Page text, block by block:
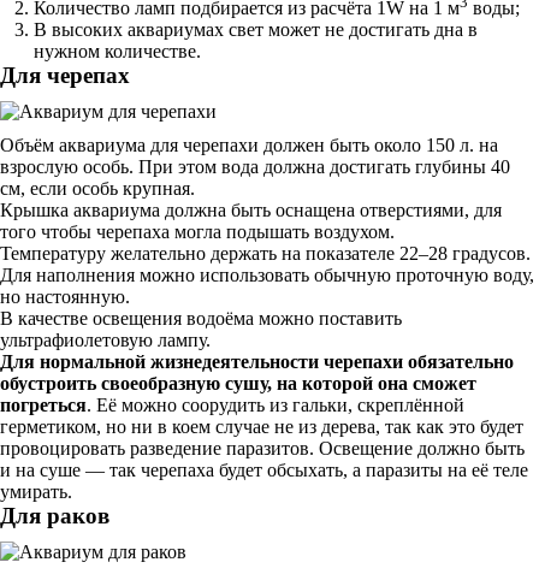
Количество ламп подбирается из расчёта 1W на 1 м
воды;
В высоких аквариумах свет может не достигать дна в
нужном количестве.
Для черепах
Объём аквариума для черепахи должен быть около 150 л. на
взрослую особь. При этом вода должна достигать глубины 40
см, если особь крупная.
Крышка аквариума должна быть оснащена отверстиями, для
того чтобы черепаха могла подышать воздухом.
Температуру желательно держать на показателе 22–28 градусов.
Для наполнения можно использовать обычную проточную воду,
но настоянную.
В качестве освещения водоёма можно поставить
ультрафиолетовую лампу.
Для нормальной жизнедеятельности черепахи обязательно
обустроить своеобразную сушу, на которой она сможет
погреться. Её можно соорудить из гальки, скреплённой
герметиком, но ни в коем случае не из дерева, так как это будет
провоцировать разведение паразитов. Освещение должно быть
и на суше — так черепаха будет обсыхать, а паразиты на её теле
умирать.
Для раков